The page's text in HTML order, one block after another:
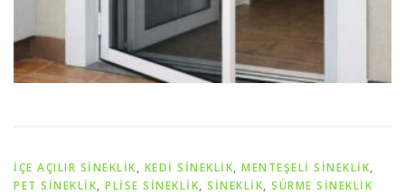
İÇE AÇILIR SINEKLIK, KEDI SINEKLIK, MENTEŞELI SINEKLIK,
PET SİNEKLIK, PLISE SINEKLIK, SİNEKLİK, SÜRME SINEKLIK